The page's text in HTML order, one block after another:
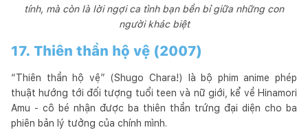
tính, mà còn là lời ngợi ca tình bạn bền bỉ giữa những con
người khác biệt
17. Thiên thần hộ vệ (2007)
“Thiên thần hộ vệ” (Shugo Chara!) là bộ phim anime phép
thuật hướng tới đối tượng tuổi teen và nữ giới, kể về Hinamori
Amu - cô bé nhận được ba thiên thần trứng đại diện cho ba
phiên bản lý tưởng của chính mình.